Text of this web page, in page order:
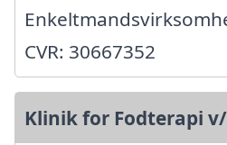
CVR: 30667352
Klinik for Fodterapi